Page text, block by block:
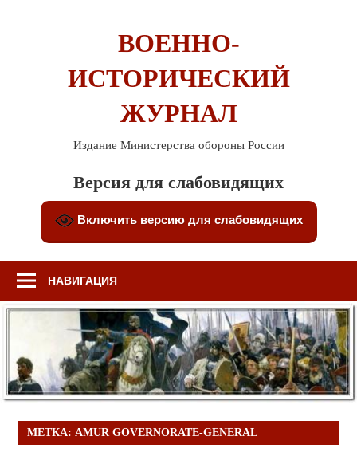
ВОЕННО-
ИСТОРИЧЕСКИЙ
ЖУРНАЛ
Издание Министерства обороны России
Версия для слабовидящих
Включить версию для слабовидящих
НАВИГАЦИЯ
МЕТКА: AMUR GOVERNORATE-GENERAL